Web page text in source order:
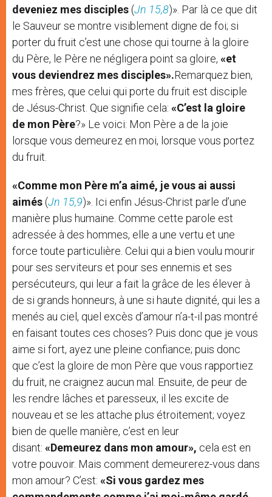
deveniez mes disciples (Jn 15,8)». Par là ce que dit
le Sauveur se montre visiblement digne de foi; si
porter du fruit c’est une chose qui tourne à la gloire
du Père, le Père ne négligera point sa gloire, «et
vous deviendrez mes disciples».Remarquez bien,
mes frères, que celui qui porte du fruit est disciple
de Jésus-Christ. Que signifie cela: «C’est la gloire
de mon Père?» Le voici: Mon Père a de la joie
lorsque vous demeurez en moi, lorsque vous portez
du fruit.
«Comme mon Père m’a aimé, je vous ai aussi
aimés (Jn 15,9)». Ici enfin Jésus-Christ parle d’une
manière plus humaine. Comme cette parole est
adressée à des hommes, elle a une vertu et une
force toute particulière. Celui qui a bien voulu mourir
pour ses serviteurs et pour ses ennemis et ses
persécuteurs, qui leur a fait la grâce de les élever à
de si grands honneurs, à une si haute dignité, qui les a
menés au ciel, quel excès d’amour n’a-t-il pas montré
en faisant toutes ces choses? Puis donc que je vous
aime si fort, ayez une pleine confiance; puis donc
que c’est la gloire de mon Père que vous rapportiez
du fruit, ne craignez aucun mal. Ensuite, de peur de
les rendre lâches et paresseux, il les excite de
nouveau et se les attache plus étroitement; voyez
bien de quelle manière, c’est en leur
disant: «Demeurez dans mon amour», cela est en
votre pouvoir. Mais comment demeurerez-vous dans
mon amour? C’est: «Si vous gardez mes